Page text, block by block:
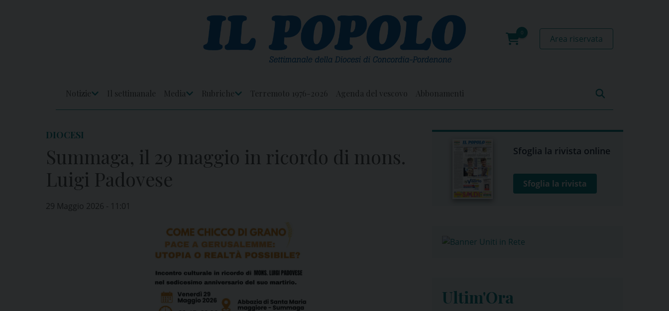
0
Area riservata
Notizie
Il settimanale
Media
Rubriche
Terremoto 1976-2026 Agenda del vescovo Abbonamenti
DIOCESI
Summaga, il 29 maggio in ricordo di mons.
Luigi Padovese
29 Maggio 2026 - 11:01
Sfoglia la rivista online
Sfoglia la rivista
Ultim'Ora